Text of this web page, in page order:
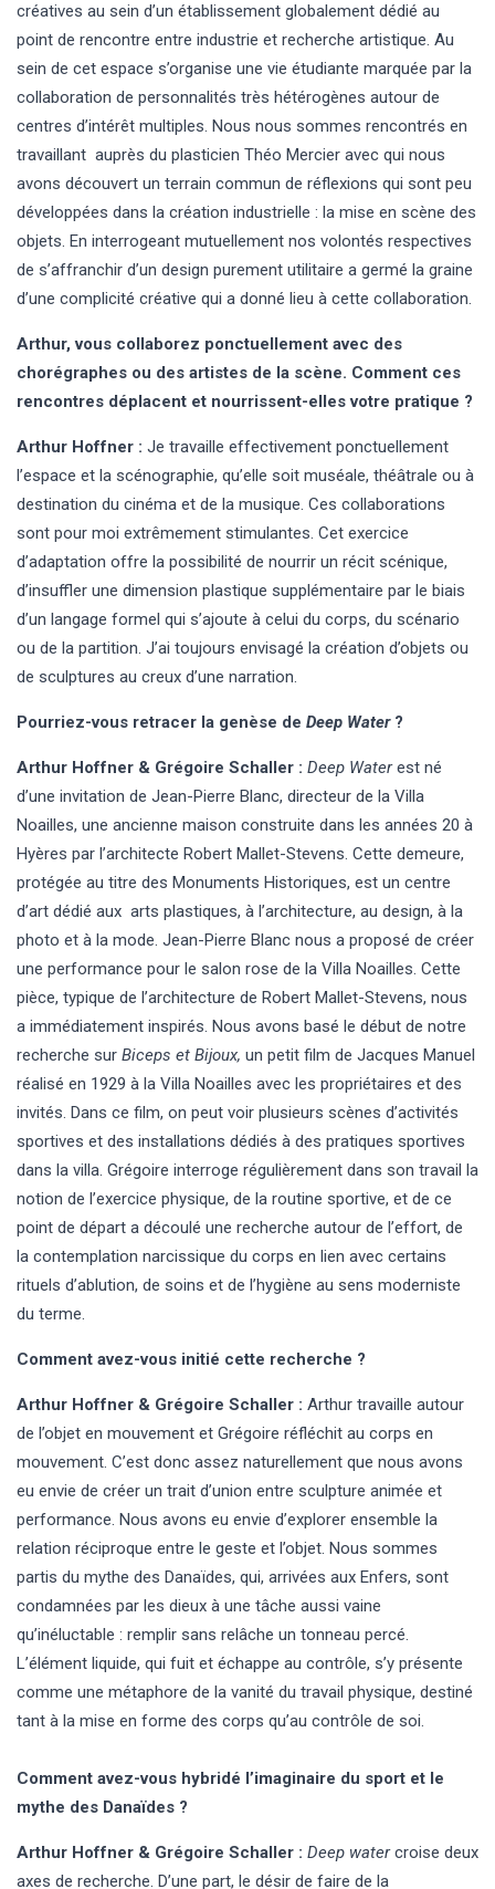
créatives au sein d’un établissement globalement dédié au
point de rencontre entre industrie et recherche artistique. Au
sein de cet espace s’organise une vie étudiante marquée par la
collaboration de personnalités très hétérogènes autour de
centres d’intérêt multiples. Nous nous sommes rencontrés en
travaillant auprès du plasticien Théo Mercier avec qui nous
avons découvert un terrain commun de réflexions qui sont peu
développées dans la création industrielle : la mise en scène des
objets. En interrogeant mutuellement nos volontés respectives
de s’affranchir d’un design purement utilitaire a germé la graine
d’une complicité créative qui a donné lieu à cette collaboration.
Arthur, vous collaborez ponctuellement avec des
chorégraphes ou des artistes de la scène. Comment ces
rencontres déplacent et nourrissent-elles votre pratique ?
Arthur Hoffner : Je travaille effectivement ponctuellement
l’espace et la scénographie, qu’elle soit muséale, théâtrale ou à
destination du cinéma et de la musique. Ces collaborations
sont pour moi extrêmement stimulantes. Cet exercice
d’adaptation offre la possibilité de nourrir un récit scénique,
d’insuffler une dimension plastique supplémentaire par le biais
d’un langage formel qui s’ajoute à celui du corps, du scénario
ou de la partition. J’ai toujours envisagé la création d’objets ou
de sculptures au creux d’une narration.
Pourriez-vous retracer la genèse de Deep Water?
Arthur Hoffner & Grégoire Schaller : Deep Waterest né
d’une invitation de Jean-Pierre Blanc, directeur de la Villa
Noailles, une ancienne maison construite dans les années 20 à
Hyères par l’architecte Robert Mallet-Stevens. Cette demeure,
protégée au titre des Monuments Historiques, est un centre
d’art dédié aux arts plastiques, à l’architecture, au design, à la
photo et à la mode. Jean-Pierre Blanc nous a proposé de créer
une performance pour le salon rose de la Villa Noailles. Cette
pièce, typique de l’architecture de Robert Mallet-Stevens, nous
a immédiatement inspirés. Nous avons basé le début de notre
recherche sur Biceps et Bijoux, un petit film de Jacques Manuel
réalisé en 1929 à la Villa Noailles avec les propriétaires et des
invités. Dans ce film, on peut voir plusieurs scènes d’activités
sportives et des installations dédiés à des pratiques sportives
dans la villa. Grégoire interroge régulièrement dans son travail la
notion de l’exercice physique, de la routine sportive, et de ce
point de départ a découlé une recherche autour de l’effort, de
la contemplation narcissique du corps en lien avec certains
rituels d’ablution, de soins et de l’hygiène au sens moderniste
du terme.
Comment avez-vous initié cette recherche ?
Arthur Hoffner & Grégoire Schaller : Arthur travaille autour
de l’objet en mouvement et Grégoire réfléchit au corps en
mouvement. C’est donc assez naturellement que nous avons
eu envie de créer un trait d’union entre sculpture animée et
performance. Nous avons eu envie d’explorer ensemble la
relation réciproque entre le geste et l’objet. Nous sommes
partis du mythe des Danaïdes, qui, arrivées aux Enfers, sont
condamnées par les dieux à une tâche aussi vaine
qu’inéluctable : remplir sans relâche un tonneau percé.
L’élément liquide, qui fuit et échappe au contrôle, s’y présente
comme une métaphore de la vanité du travail physique, destiné
tant à la mise en forme des corps qu’au contrôle de soi.
Comment avez-vous hybridé l’imaginaire du sport et le
mythe des Danaïdes ?
Arthur Hoffner & Grégoire Schaller : Deep watercroise deux
axes de recherche. D’une part, le désir de faire de la